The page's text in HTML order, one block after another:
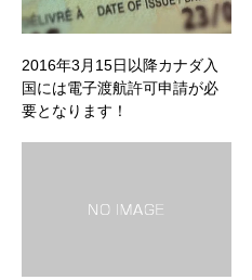
2016年3月15日以降カナダ入
国には電子渡航許可申請が必
要となります！